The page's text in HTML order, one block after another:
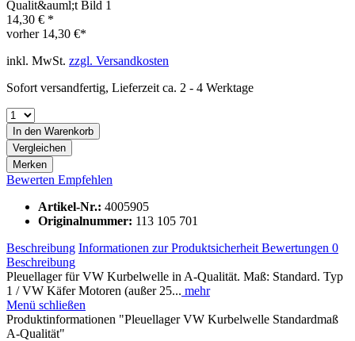
14,30 € *
vorher 14,30 €*
inkl. MwSt. zzgl. Versandkosten
Sofort versandfertig, Lieferzeit ca. 2 - 4 Werktage
In den Warenkorb
Vergleichen
Merken
Bewerten Empfehlen
Artikel-Nr.: 4005905
Originalnummer: 113 105 701
Beschreibung Informationen zur Produktsicherheit Bewertungen 0
Beschreibung
Pleuellager für VW Kurbelwelle in A-Qualität. Maß: Standard. Typ
1 / VW Käfer Motoren (außer 25... mehr
Menü schließen
Produktinformationen "Pleuellager VW Kurbelwelle Standardmaß
A-Qualität"